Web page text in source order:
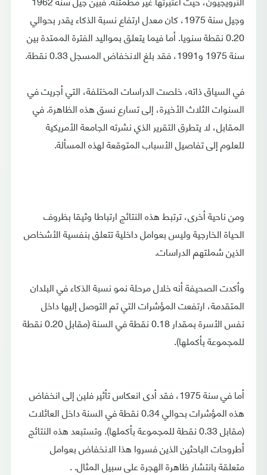
وجيل سنة 1975، كان معدل ارتفاع نسبة الذكاء يقدر بحوالي
0.20 نقطة سنويا. أما فيما يتعلق بمواليد الفترة الممتدة بين
سنة 1975 و1991، فقد بلغ الانخفاض المسجل 0.33 نقطة.
في السياق ذاته، خلصت الدراسات المختلفة، التي أجريت في
السنوات الثلاث الأخيرة، إلى تسارع نسق هذه الظاهرة. في
المقابل، لا يتطرق التقرير الذي نشرته الجامعة الأمريكية
للعلوم إلى تفاصيل الأسباب المتوقعة لهذه المسألة.
ومن ناحية أخرى، ترتبط هذه النتائج ارتباطا وثيقا بظروف
الحياة الخارجية وليس بعوامل داخلية تتعلق بنفسية الأشخاص
الذين شملتهم الدراسات.
وأكدت الصحيفة أنه خلال مرحلة نمو نسبة الذكاء في البلدان
المتقدمة، ارتفعت المؤشرات التي تم التوصل إليها داخل
نفس الأسرة بمقدار 0.18 نقطة في السنة (مقابل 0.20 نقطة
للمجموعة بأكملها).
أما في سنة 1975، فقد أدى انعكاس تأثير فلين إلى انخفاض
هذه المؤشرات بحوالي 0.34 نقطة في السنة داخل العائلات
(مقابل 0.33 نقطة للمجموعة بأكملها). وتستبعد هذه النتائج
أطروحات الباحثين الذين فسروا هذا الانخفاض بعوامل
متعلقة بانتشار ظاهرة الهجرة على سبيل المثال. .